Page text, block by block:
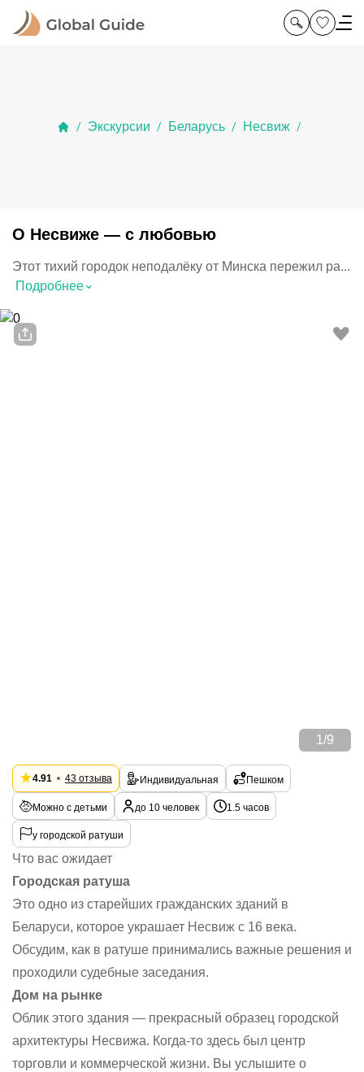
/ Экскурсии / Беларусь / Несвиж /
О Несвиже — с любовью
Этот тихий городок неподалёку от Минска пережил ра...
Подробнее⌃
1 /9
4.91 43 отзыва Индивидуальная Пешком
Можно с детьми до 10 человек 1.5 часов
у городской ратуши
Что вас ожидает
Городская ратуша
Это одно из старейших гражданских зданий в
Беларуси, которое украшает Несвиж с 16 века.
Обсудим, как в ратуше принимались важные решения и
проходили судебные заседания.
Дом на рынке
Облик этого здания — прекрасный образец городской
архитектуры Несвижа. Когда-то здесь был центр
торговли и коммерческой жизни. Вы услышите о